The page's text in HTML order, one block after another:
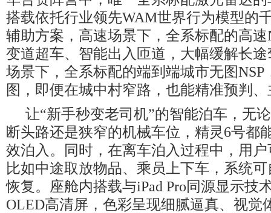
搭载依托行业领先WAM世界行为模型的
辅助方案，高速场景下，全系标配的高速
变道超车、智能出入匝道，大幅缓解长
场景下，全系标配的端到端城市无图NSP
图，即便在城中村窄路，也能精准预判
让“新手秒变老司机”的智能泊车，无
断头路还是狭窄的机械车位，精灵6号都
效泊入。同时，在离车泊入过程中，用
比如中途取放物品、乘员上下车，系统
恢复。座舱内搭载与iPad Pro同源显示技
OLED高清屏，色彩呈现细腻逼真、视觉